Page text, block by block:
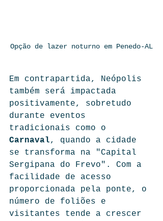
Opção de lazer noturno em Penedo-AL
Em contrapartida, Neópolis
também será impactada
positivamente, sobretudo
durante eventos
tradicionais como o
Carnaval, quando a cidade
se transforma na "Capital
Sergipana do Frevo". Com a
facilidade de acesso
proporcionada pela ponte, o
número de foliões e
visitantes tende a crescer